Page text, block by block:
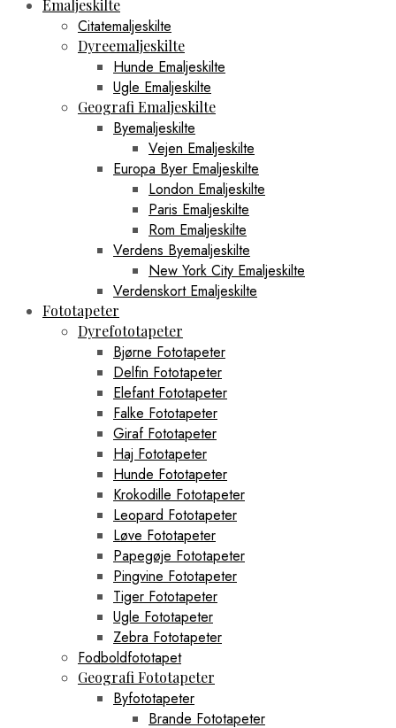
Emaljeskilte
Citatemaljeskilte
Dyreemaljeskilte
Hunde Emaljeskilte
Ugle Emaljeskilte
Geografi Emaljeskilte
Byemaljeskilte
Vejen Emaljeskilte
Europa Byer Emaljeskilte
London Emaljeskilte
Paris Emaljeskilte
Rom Emaljeskilte
Verdens Byemaljeskilte
New York City Emaljeskilte
Verdenskort Emaljeskilte
Fototapeter
Dyrefototapeter
Bjørne Fototapeter
Delfin Fototapeter
Elefant Fototapeter
Falke Fototapeter
Giraf Fototapeter
Haj Fototapeter
Hunde Fototapeter
Krokodille Fototapeter
Leopard Fototapeter
Løve Fototapeter
Papegøje Fototapeter
Pingvine Fototapeter
Tiger Fototapeter
Ugle Fototapeter
Zebra Fototapeter
Fodboldfototapet
Geografi Fototapeter
Byfototapeter
Brande Fototapeter